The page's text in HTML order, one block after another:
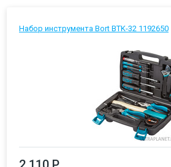
Набор инструмента Bort BTK-32 1192650